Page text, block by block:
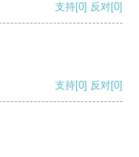
支持[0] 反对[0]
支持[0] 反对[0]